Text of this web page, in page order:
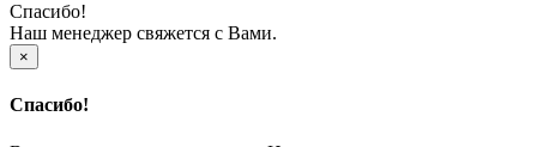
Спасибо!
Наш менеджер свяжется с Вами.
×
Спасибо!